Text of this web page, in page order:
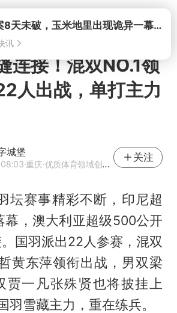
打开西平命案8天未破，玉米地里出现诡异一幕，我突然想起了欧金中
讯
连接！混双NO.1领
人出战，单打主力
城堡
·重庆·优质体育领域创作者
关注
坛赛事精彩不断，印尼超
幕，澳大利亚超级500公开
国羽派出22人参赛，混双
黄东萍领衔出战，男双梁
贾一凡张殊贤也将披挂上
羽雪藏主力，重在练兵。